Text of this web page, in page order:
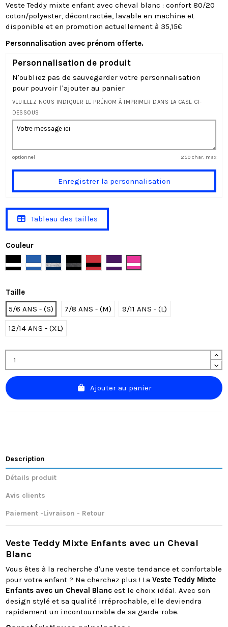
(31 avis)
Veste Teddy mixte enfant avec cheval blanc : confort 80/20
coton/polyester, décontractée, lavable en machine et
disponible et en promotion actuellement à 35,15€
Personnalisation avec prénom offerte.
Personnalisation de produit
N'oubliez pas de sauvegarder votre personnalisation
pour pouvoir l'ajouter au panier
VEUILLEZ NOUS INDIQUER LE PRÉNOM À IMPRIMER DANS LA CASE CI-
DESSOUS
optionnel 250 char. max
Enregistrer la personnalisation
Tableau des tailles
Couleur
Black/White
Royal/White
Navy/Sport Grey
Black/Charcoal
Red/BlackPurple/White
Fuchsia/White
Taille
5/6 ANS - (S)
7/8 ANS - (M) 9/11 ANS - (L)
12/14 ANS - (XL)
Ajouter au panier
Description
Détails produit
Avis clients
Paiement -Livraison - Retour
Veste Teddy Mixte Enfants avec un Cheval
Blanc
Vous êtes à la recherche d'une veste tendance et confortable
pour votre enfant ? Ne cherchez plus ! LaVeste Teddy Mixte
Enfants avec un Cheval Blanc est le choix idéal. Avec son
design stylé et sa qualité irréprochable, elle deviendra
rapidement un incontournable de sa garde-robe.